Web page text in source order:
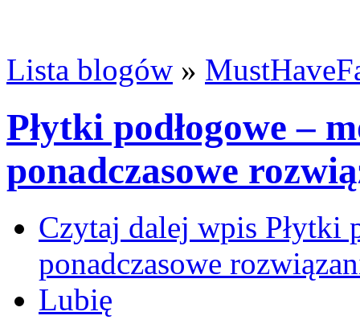
Lista blogów »
Płytki podłogowe –
ponadczasowe
Czytaj dalej wpis Płytki
ponadczasowe
Lubię